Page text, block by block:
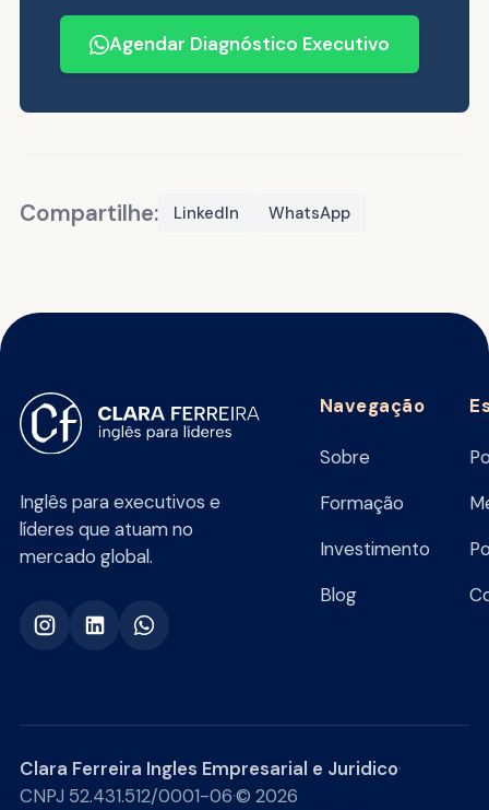
Agendar Diagnóstico Executivo
Compartilhe: LinkedIn WhatsApp
Inglês para executivos e
líderes que atuam no
mercado global.
Navegação
Sobre
Formação
Investimento
Blog
Clara Ferreira Ingles Empresarial e Juridico·
CNPJ 52.431.512/0001-06·© 2026